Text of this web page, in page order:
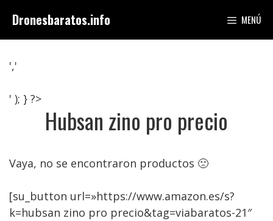
contenido
Dronesbaratos.info MENÚ
','
' ); } ?>
Hubsan zino pro precio
Vaya, no se encontraron productos 🙁
[su_button url=»https://www.amazon.es/s?
k=hubsan zino pro precio&tag=viabaratos-21″